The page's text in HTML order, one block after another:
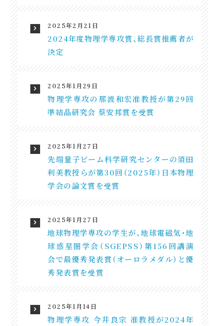
2025年2月21日
2024年度物理学専攻賞、総長賞推薦者が
決定
2025年1月29日
物理学専攻の那波和宏准教授が第29回
準結晶研究会 蔡安邦賞を受賞
2025年1月27日
先端量子ビーム科学研究センターの須田
利美教授らが第30回（2025年）日本物理
学会の論文賞を受賞
2025年1月27日
地球物理学専攻の学生が、地球電磁気・地
球惑星圏学会（SGEPSS）第156回講演
会で最優秀発表賞（オーロラメダル）と優
秀発表賞を受賞
2025年1月14日
物理学専攻 今井良宗 准教授が2024年